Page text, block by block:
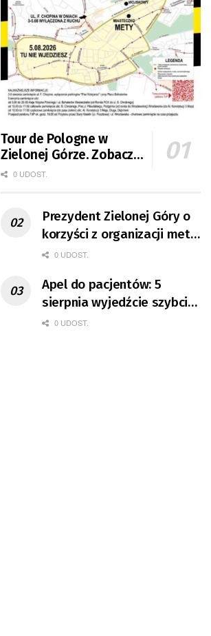
Tour de Pologne w
Zielonej Górze. Zobacz
zmiany w organizacji
0 UDOST.
Prezydent Zielonej Góry o
korzyści z organizacji mety
Tour de Pologne
0 UDOST.
Apel do pacjentów: 5
sierpnia wyjedźcie szybciej
z domów
0 UDOST.